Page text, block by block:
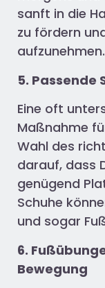
sanft in die
zu fördern
aufzunehmen.
5. Passende
Eine oft
Maßnahme
Wahl des
darauf, dass
genügend
Schuhe
und sogar
6.
Bewegung